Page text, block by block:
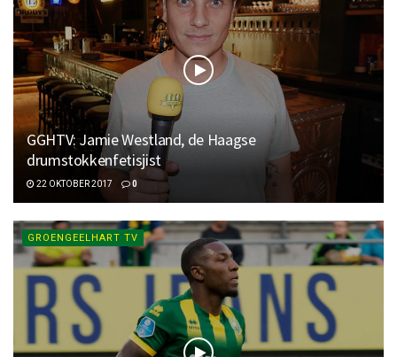
GGHTV: Jamie Westland, de Haagse
drumstokkenfetisjist
22 OKTOBER 2017 0
GROENGEELHART TV